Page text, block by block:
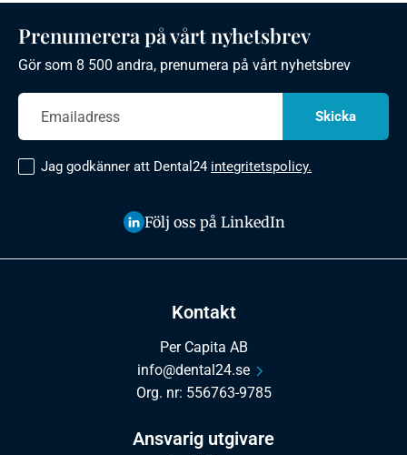
Kontakt
Per Capita AB
info@dental24.se
Org. nr: 556763-9785
Ansvarig utgivare
Prenumerera på vårt nyhetsbrev
Gör som 8 500 andra, prenumera på vårt nyhetsbrev
Jag godkänner att Dental24 integritetspolicy.
Följ oss på LinkedIn